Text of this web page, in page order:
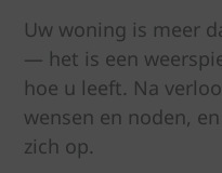
Uw woning is meer
— het is een
hoe u leeft. Na
wensen en noden,
zich op.